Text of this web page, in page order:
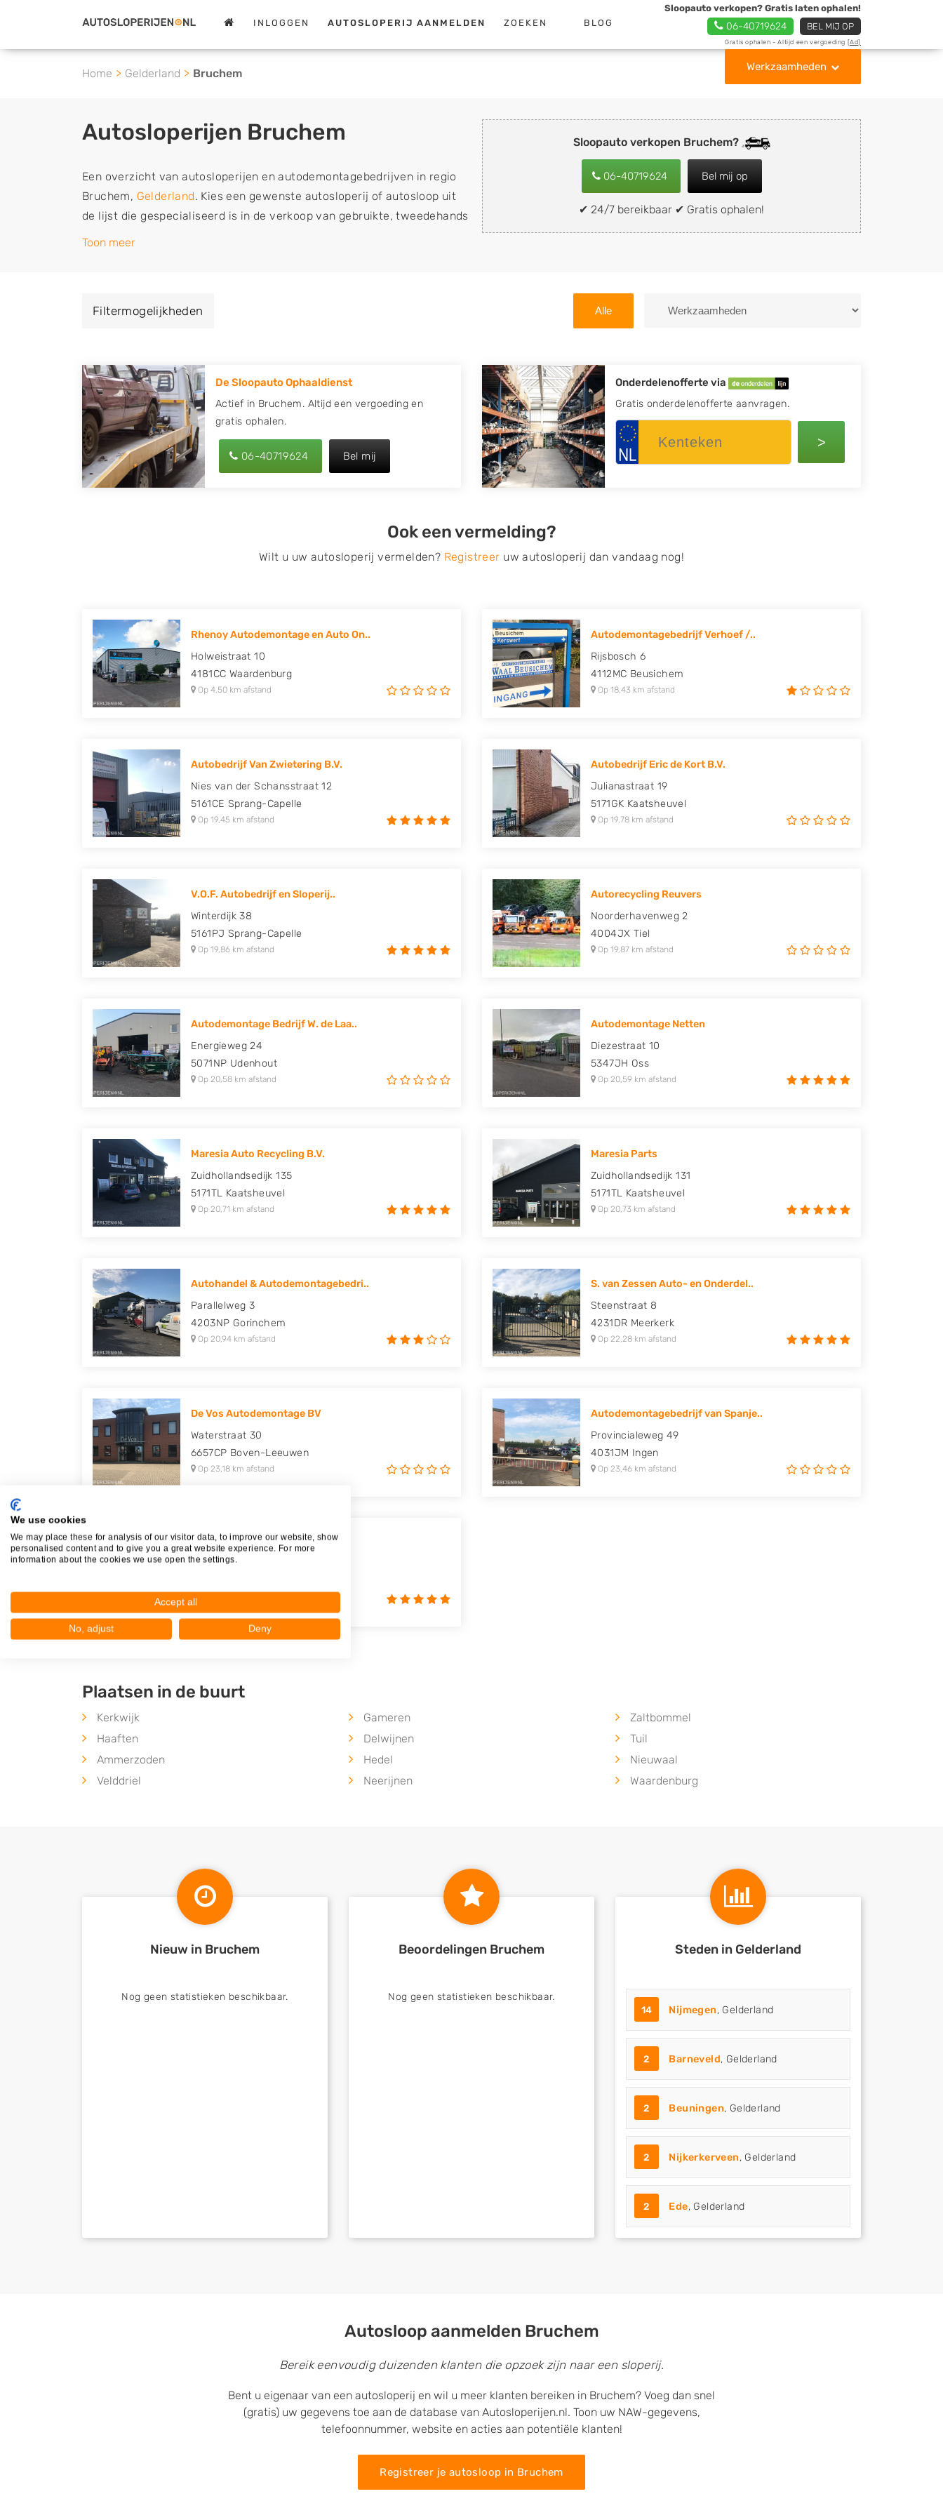
INLOGGEN AUTOSLOPERIJ AANMELDEN ZOEKEN BLOG
Sloopauto verkopen? Gratis laten ophalen!
06-40719624 BEL MIJ OP
Gratis ophalen - Altijd een vergoeding [Ad]
Werkzaamheden
Home Gelderland Bruchem
Sloopauto verkopen Bruchem?
06-40719624 Bel mij op
✔ 24/7 bereikbaar ✔ Gratis ophalen!
Autosloperijen Bruchem
Een overzicht van autosloperijen en autodemontagebedrijven in regio
Bruchem, Gelderland. Kies een gewenste autosloperij of autosloop uit
de lijst die gespecialiseerd is in de verkoop van gebruikte, tweedehands
en sloopauto onderdelen of in de inkoop van sloopauto's, schadeauto's
of deze liever laten ophalen op een locatie naar keuze? Kies dan voor
Zoekt u liever naar een sloperij in een andere plaats of regio? U vindt
hier alle bedrijven inGelderland. U kunt ookzoekennaar een sloop met
behulp van uw postcode.
U kunt er ook voor kiezen om direct uw sloopauto te verkopen en op te
laten halen door de Sloopauto Ophaaldienst van Autosloperijen.nl. Wij
onderdelen offerte aanvragen? Dat kan via de Onderdelenlijn! Vul uw
kenteken in en druk op verzenden.
Honda, Hyundai, Kia, Mazda, Mercedes Benz, Mitsubishi, Nissan, Opel,
Peugeot, Porsche, Renault, Seat, Skoda, Suzuki, Tesla, Toyota,
Volkswagen en Volvo.
Toon meer
Filtermogelijkheden Alle
De Sloopauto Ophaaldienst
Actief in Bruchem. Altijd een vergoeding en
gratis ophalen.
06-40719624 Bel mij
Onderdelenofferte via
Gratis onderdelenofferte aanvragen.
>
Ook een vermelding?
Wilt u uw autosloperij vermelden? Registreer uw autosloperij dan vandaag nog!
Rhenoy Autodemontage en Auto On..
Holweistraat 10
4181CC Waardenburg
Op 4,50 km afstand
Autodemontagebedrijf Verhoef /..
Rijsbosch 6
4112MC Beusichem
Op 18,43 km afstand
Autobedrijf Van Zwietering B.V.
Nies van der Schansstraat 12
5161CE Sprang-Capelle
Op 19,45 km afstand
Autobedrijf Eric de Kort B.V.
Julianastraat 19
5171GK Kaatsheuvel
Op 19,78 km afstand
V.O.F. Autobedrijf en Sloperij..
Winterdijk 38
5161PJ Sprang-Capelle
Op 19,86 km afstand
Autorecycling Reuvers
Noorderhavenweg 2
4004JX Tiel
Op 19,87 km afstand
Autodemontage Bedrijf W. de Laa..
Energieweg 24
5071NP Udenhout
Op 20,58 km afstand
Autodemontage Netten
Diezestraat 10
5347JH Oss
Op 20,59 km afstand
Maresia Auto Recycling B.V.
Zuidhollandsedijk 135
5171TL Kaatsheuvel
Op 20,71 km afstand
Maresia Parts
Zuidhollandsedijk 131
5171TL Kaatsheuvel
Op 20,73 km afstand
Autohandel & Autodemontagebedri..
Parallelweg 3
4203NP Gorinchem
Op 20,94 km afstand
S. van Zessen Auto- en Onderdel..
Steenstraat 8
4231DR Meerkerk
Op 22,28 km afstand
De Vos Autodemontage BV
Waterstraat 30
6657CP Boven-Leeuwen
Op 23,18 km afstand
Autodemontagebedrijf van Spanje..
Provincialeweg 49
4031JM Ingen
Op 23,46 km afstand
J.G.A. van Lievenoogen B.V.
Heesterakker 4
Op 23,63 km afstand
Plaatsen in de buurt
Kerkwijk Gameren
Zaltbommel
Haaften
Delwijnen
Tuil
Ammerzoden
Hedel
Nieuwaal
Velddriel
Neerijnen Waardenburg
Nieuw in Bruchem
Nog geen statistieken beschikbaar.
Beoordelingen Bruchem
Nog geen statistieken beschikbaar.
Steden in Gelderland
14 Nijmegen, Gelderland
2 Barneveld, Gelderland
2 Beuningen, Gelderland
2 Nijkerkerveen, Gelderland
2 Ede, Gelderland
Autosloop aanmelden Bruchem
Bereik eenvoudig duizenden klanten die opzoek zijn naar een sloperij.
Bent u eigenaar van een autosloperij en wil u meer klanten bereiken in Bruchem? Voeg dan snel
(gratis) uw gegevens toe aan de database van Autosloperijen.nl. Toon uw NAW-gegevens,
telefoonnummer, website en acties aan potentiële klanten!
Registreer je autosloop in Bruchem
We use cookies
We may place these for analysis of our visitor data, to improve our website, show
personalised content and to give you a great website experience. For more
information about the cookies we use open the settings.
Accept all
No, adjust Deny